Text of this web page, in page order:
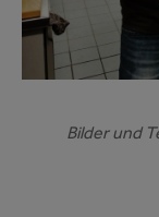
Bilder und